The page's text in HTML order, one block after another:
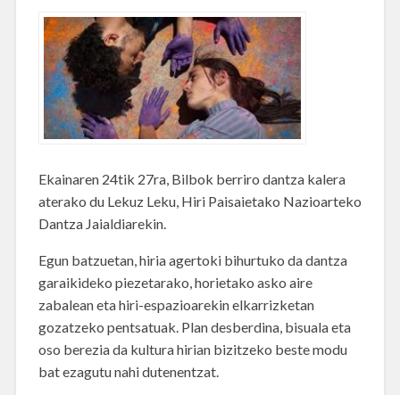
Ekainaren 24tik 27ra, Bilbok berriro dantza kalera
aterako du Lekuz Leku, Hiri Paisaietako Nazioarteko
Dantza Jaialdiarekin.
Egun batzuetan, hiria agertoki bihurtuko da dantza
garaikideko piezetarako, horietako asko aire
zabalean eta hiri-espazioarekin elkarrizketan
gozatzeko pentsatuak. Plan desberdina, bisuala eta
oso berezia da kultura hirian bizitzeko beste modu
bat ezagutu nahi dutenentzat.